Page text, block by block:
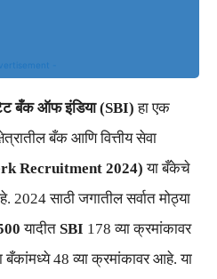
-
बँक ऑफ इंडिया (SBI) हा एक
बँक आणि वित्तीय सेवा
Recruitment 2024)या बँकेचे
2024 साठी जगातील सर्वात मोठ्या
यादीत SBI 178 व्या क्रमांकावर
48 व्या क्रमांकावर आहे. या